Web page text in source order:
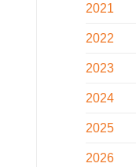
2021
2022
2023
2024
2025
2026